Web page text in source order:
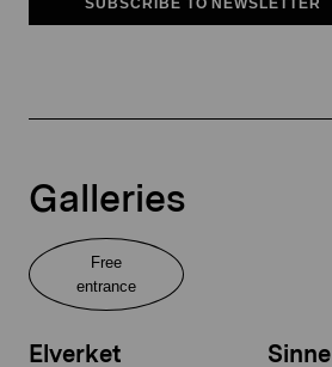
SUBSCRIBE TO NEWSLETTER
Galleries
Free
entrance
Elverket Sinne